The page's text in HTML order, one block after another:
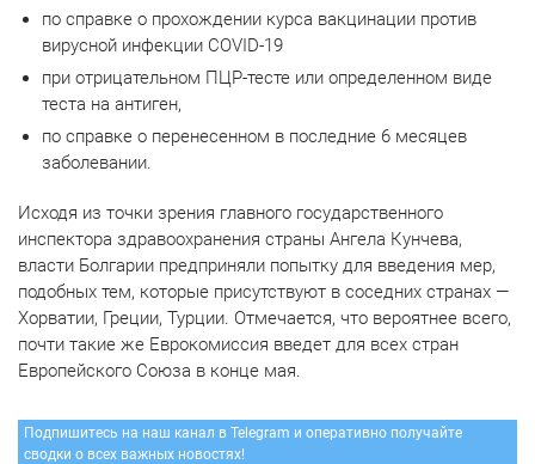
по справке о прохождении курса вакцинации против
вирусной инфекции COVID-19
при отрицательном ПЦР-тесте или определенном виде
теста на антиген,
по справке о перенесенном в последние 6 месяцев
заболевании.
Исходя из точки зрения главного государственного
инспектора здравоохранения страны Ангела Кунчева,
власти Болгарии предприняли попытку для введения мер,
подобных тем, которые присутствуют в соседних странах —
Хорватии, Греции, Турции. Отмечается, что вероятнее всего,
почти такие же Еврокомиссия введет для всех стран
Европейского Союза в конце мая.
Подпишитесь на наш канал в Telegram и оперативно получайте
сводки о всех важных новостях!